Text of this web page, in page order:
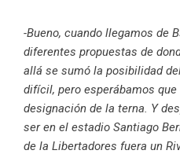
-Bueno, cuando llegamos de
diferentes propuestas de
allá se sumó la posibilidad
difícil, pero esperábamos
designación de la terna. Y
ser en el estadio Santiago
de la Libertadores fuera un